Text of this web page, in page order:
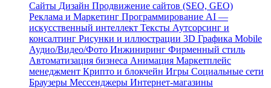
Сайты Дизайн Продвижение сайтов (SEO, GEO)
Реклама и Маркетинг Программирование AI —
искусственный интеллект Тексты Аутсорсинг и
консалтинг Рисунки и иллюстрации 3D Графика Mobile
Аудио/Видео/Фото Инжиниринг Фирменный стиль
Автоматизация бизнеса Анимация Маркетплейс
менеджмент Крипто и блокчейн Игры Социальные сети
Браузеры Мессенджеры Интернет-магазины